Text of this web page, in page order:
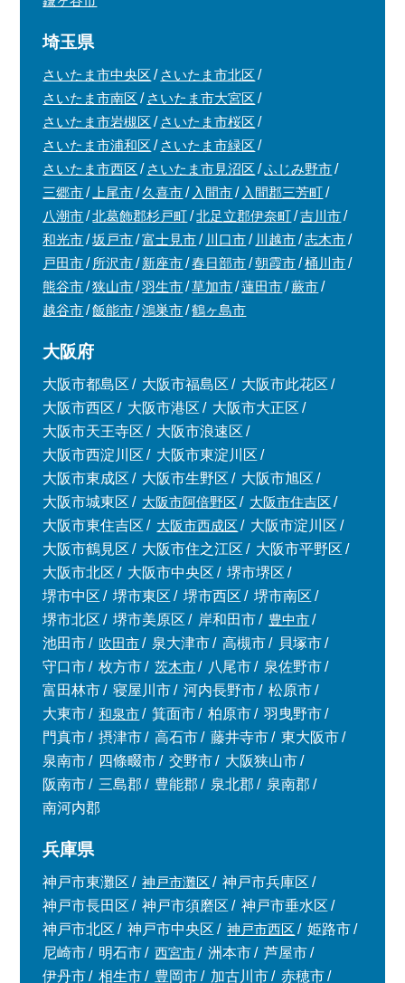
埼玉県
さいたま市中央区
さいたま市北区
さいたま市南区
さいたま市大宮区
さいたま市岩槻区
さいたま市桜区
さいたま市浦和区
さいたま市緑区
さいたま市西区
さいたま市見沼区
ふじみ野市
三郷市
上尾市 久喜市 入間市
入間郡三芳町
八潮市
北葛飾郡杉戸町 北足立郡伊奈町
吉川市
和光市
坂戸市 富士見市 川口市 川越市
志木市
戸田市
所沢市 新座市 春日部市 朝霞市
桶川市
熊谷市
狭山市 羽生市 草加市 蓮田市
蕨市
越谷市
飯能市 鴻巣市 鶴ヶ島市
大阪府
大阪市都島区 大阪市福島区
大阪市此花区
大阪市西区
大阪市港区
大阪市大正区
大阪市天王寺区
大阪市浪速区
大阪市西淀川区
大阪市東淀川区
大阪市東成区
大阪市生野区
大阪市旭区
大阪市城東区
大阪市阿倍野区
大阪市住吉区
大阪市東住吉区
大阪市西成区
大阪市淀川区
大阪市鶴見区
大阪市住之江区
大阪市平野区
大阪市北区
大阪市中央区
堺市堺区
堺市中区
堺市東区 堺市西区
堺市南区
堺市北区
堺市美原区 岸和田市
豊中市
池田市
吹田市 泉大津市 高槻市
貝塚市
守口市
枚方市 茨木市 八尾市
泉佐野市
富田林市
寝屋川市 河内長野市
松原市
大東市
和泉市 箕面市 柏原市
羽曳野市
門真市
摂津市 高石市 藤井寺市
東大阪市
泉南市
四條畷市 交野市
大阪狭山市
阪南市
三島郡 豊能郡 泉北郡
泉南郡
南河内郡
兵庫県
神戸市東灘区 神戸市灘区
神戸市兵庫区
神戸市長田区
神戸市須磨区
神戸市垂水区
神戸市北区
神戸市中央区 神戸市西区
姫路市
尼崎市
明石市 西宮市 洲本市
芦屋市
伊丹市
相生市 豊岡市 加古川市
赤穂市